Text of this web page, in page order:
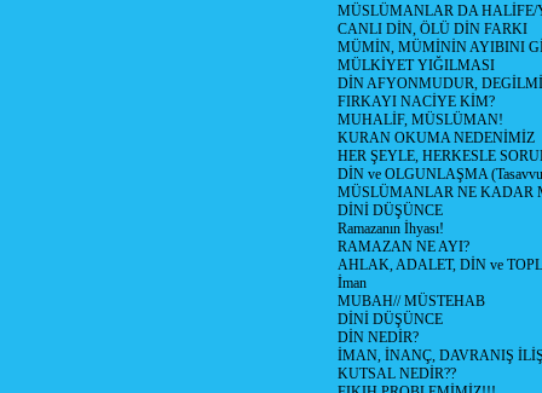
MÜSLÜMANLAR DA HALİFE/
CANLI DİN, ÖLÜ DİN FARKI
MÜMİN, MÜMİNİN AYIBINI
MÜLKİYET YIĞILMASI
DİN AFYONMUDUR,
FIRKAYI NACİYE KİM?
MUHALİF, MÜSLÜMAN!
KURAN OKUMA NEDENİMİZ
HER ŞEYLE, HERKESLE
DİN ve OLGUNLAŞMA
MÜSLÜMANLAR NE KADAR
DİNİ DÜŞÜNCE
Ramazanın İhyası!
RAMAZAN NE AYI?
AHLAK, ADALET, DİN ve
İman
MUBAH// MÜSTEHAB
DİNİ DÜŞÜNCE
DİN NEDİR?
İMAN, İNANÇ, DAVRANIŞ
KUTSAL NEDİR??